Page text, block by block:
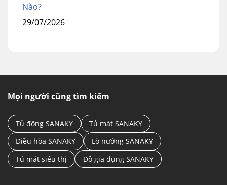
Nào?
29/07/2026
Mọi người cũng tìm kiếm
Tủ đông SANAKY
Tủ mát SANAKY
Điều hòa SANAKY
Lò nướng SANAKY
Tủ mát siêu thị
Đồ gia dụng SANAKY